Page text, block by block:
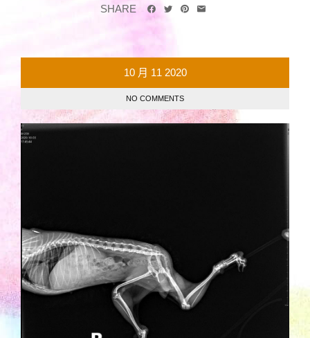
SHARE
10 月 11 2020
NO COMMENTS